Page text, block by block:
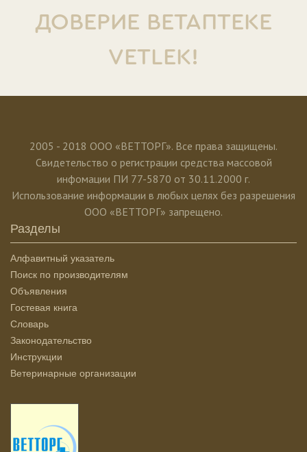
ДОВЕРИЕ ВЕТАПТЕКЕ
VETLEK!
2005 - 2018 ООО «ВЕТТОРГ». Все права защищены.
Свидетельство о регистрации средства массовой
инфомации ПИ 77-5870 от 30.11.2000 г.
Использование информации в любых целях без разрешения
ООО «ВЕТТОРГ» запрещено.
Разделы
Алфавитный указатель
Поиск по производителям
Объявления
Гостевая книга
Словарь
Законодательство
Инструкции
Ветеринарные организации